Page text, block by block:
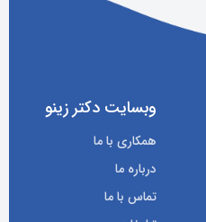
وبسایت دکتر زینو
همکاری با ما
درباره ما
تماس با ما